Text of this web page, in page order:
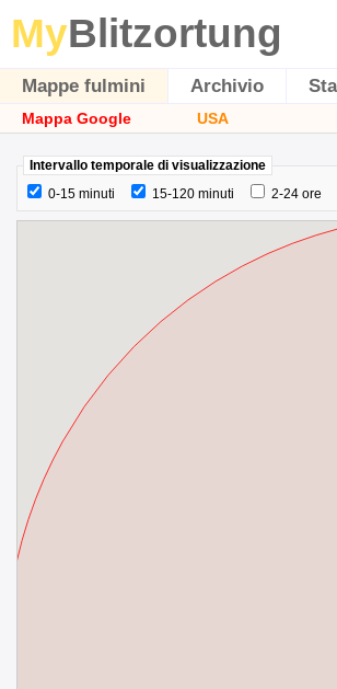
MyBlitzortung
Mappe fulmini Archivio
Mappa Google USA
Intervallo temporale di visualizzazione
0-15 minuti
15-120 minuti 2-24 ore